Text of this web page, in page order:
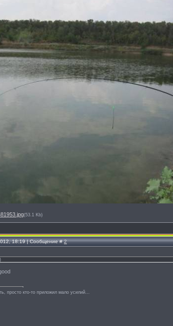
(53.1 Kb)
18:19 | Сообщение #2
просто кто-то приложил мало усилий...